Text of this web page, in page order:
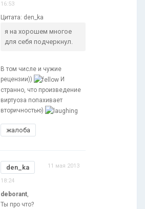
16:53
Цитата: den_ka
я на хорошем многое
для себя подчеркнул.
В том числе и чужие
рецензии))
И
странно, что произведение
виртуоза попахивает
вторичностью)
жалоба
den_ka 11 мая 2013
18:24
deborant
Ты про что?